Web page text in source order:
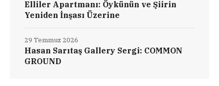
Elliler Apartmanı: Öykünün ve Şiirin
Yeniden İnşası Üzerine
Hasan Sarıtaş Gallery Sergi: COMMON
GROUND
29 Temmuz 2026